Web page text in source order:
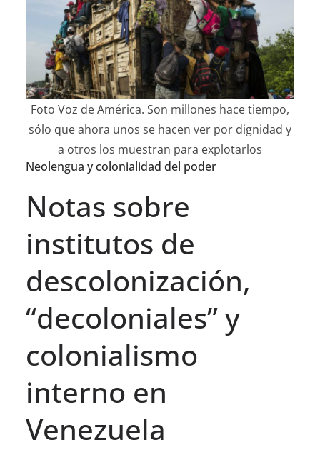
Foto Voz de América. Son millones hace tiempo,
sólo que ahora unos se hacen ver por dignidad y
a otros los muestran para explotarlos
Neolengua y colonialidad del poder
Notas sobre
institutos de
descolonización,
“decoloniales” y
colonialismo
interno en
Venezuela